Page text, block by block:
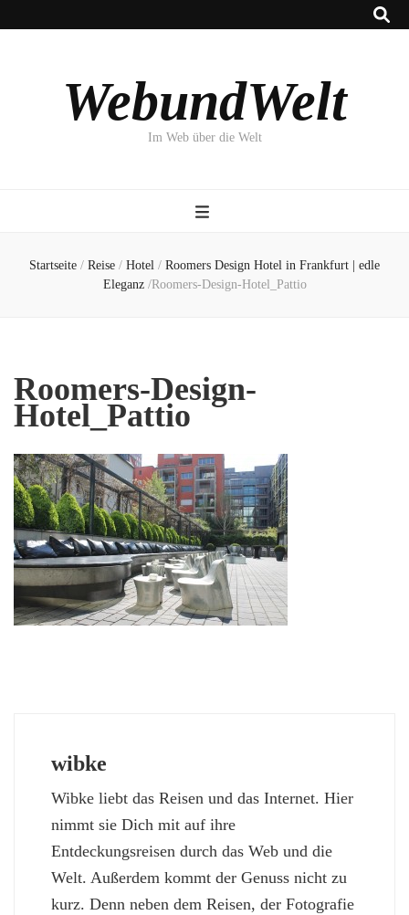
WebundWelt
Im Web über die Welt
Startseite / Reise / Hotel / Roomers Design Hotel in Frankfurt | edle
Eleganz /Roomers-Design-Hotel_Pattio
Roomers-Design-
Hotel_Pattio
wibke
Wibke liebt das Reisen und das Internet. Hier
nimmt sie Dich mit auf ihre
Entdeckungsreisen durch das Web und die
Welt. Außerdem kommt der Genuss nicht zu
kurz. Denn neben dem Reisen, der Fotografie